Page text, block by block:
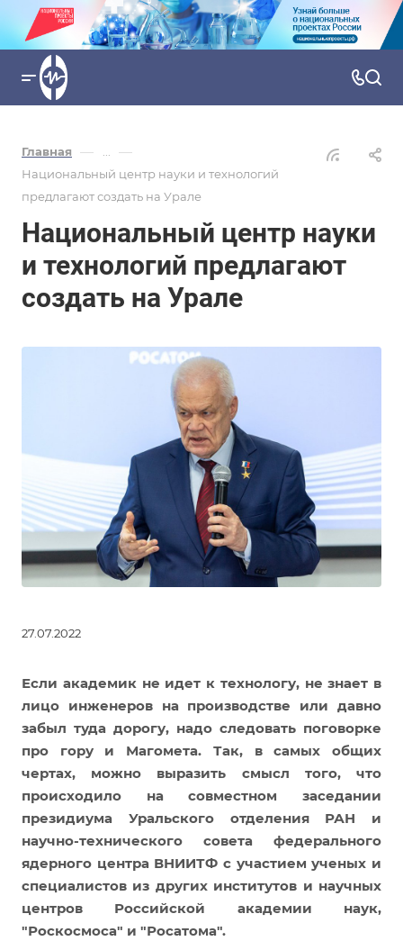
Главная — ... —
Национальный центр науки и технологий
предлагают создать на Урале
Национальный центр науки
и технологий предлагают
создать на Урале
27.07.2022
Если академик не идет к технологу, не знает в
лицо инженеров на производстве или давно
забыл туда дорогу, надо следовать поговорке
про гору и Магомета. Так, в самых общих
чертах, можно выразить смысл того, что
происходило на совместном заседании
президиума Уральского отделения РАН и
научно-технического совета федерального
ядерного центра ВНИИТФ с участием ученых и
специалистов из других институтов и научных
центров Российской академии наук,
"Роскосмоса" и "Росатома".